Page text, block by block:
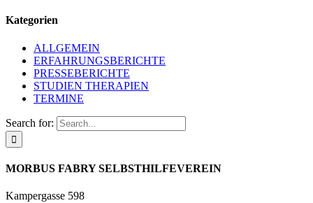
Kategorien
ALLGEMEIN
ERFAHRUNGSBERICHTE
PRESSEBERICHTE
STUDIEN THERAPIEN
TERMINE
Search for:
MORBUS FABRY SELBSTHILFEVEREIN
Kampergasse 598